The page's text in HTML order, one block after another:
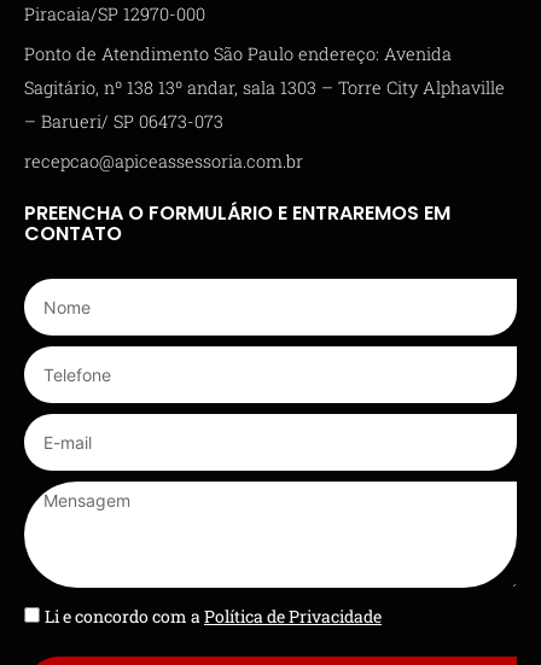
Piracaia/SP 12970-000
Ponto de Atendimento São Paulo endereço: Avenida
Sagitário, nº 138 13º andar, sala 1303 – Torre City Alphaville
– Barueri/ SP 06473-073
recepcao@apiceassessoria.com.br
PREENCHA O FORMULÁRIO E ENTRAREMOS EM
CONTATO
Li e concordo com aPolítica de Privacidade